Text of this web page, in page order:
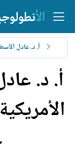
أ. د. عادل
أ. د.